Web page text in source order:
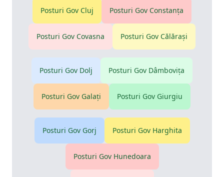
Posturi Gov Cluj Posturi Gov Constanţa
Posturi Gov Covasna Posturi Gov Călăraşi
Posturi Gov Dolj Posturi Gov Dâmboviţa
Posturi Gov Galaţi Posturi Gov Giurgiu
Posturi Gov Gorj Posturi Gov Harghita
Posturi Gov Hunedoara